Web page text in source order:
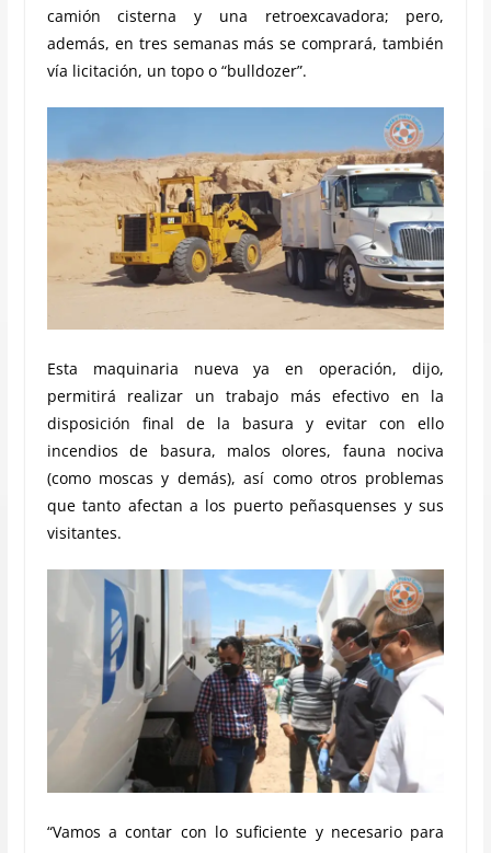
camión cisterna y una retroexcavadora; pero,
además, en tres semanas más se comprará, también
vía licitación, un topo o “bulldozer”.
Esta maquinaria nueva ya en operación, dijo,
permitirá realizar un trabajo más efectivo en la
disposición final de la basura y evitar con ello
incendios de basura, malos olores, fauna nociva
(como moscas y demás), así como otros problemas
que tanto afectan a los puerto peñasquenses y sus
visitantes.
“Vamos a contar con lo suficiente y necesario para